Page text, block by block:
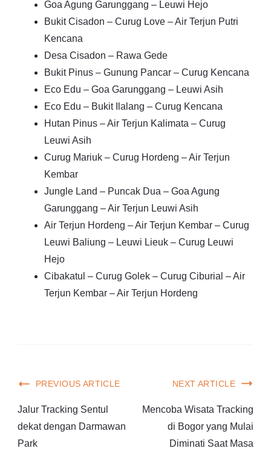
Goa Agung Garunggang – Leuwi Hejo
Bukit Cisadon – Curug Love – Air Terjun Putri
Kencana
Desa Cisadon – Rawa Gede
Bukit Pinus – Gunung Pancar – Curug Kencana
Eco Edu – Goa Garunggang – Leuwi Asih
Eco Edu – Bukit Ilalang – Curug Kencana
Hutan Pinus – Air Terjun Kalimata – Curug
Leuwi Asih
Curug Mariuk – Curug Hordeng – Air Terjun
Kembar
Jungle Land – Puncak Dua – Goa Agung
Garunggang – Air Terjun Leuwi Asih
Air Terjun Hordeng – Air Terjun Kembar – Curug
Leuwi Baliung – Leuwi Lieuk – Curug Leuwi
Hejo
Cibakatul – Curug Golek – Curug Ciburial – Air
Terjun Kembar – Air Terjun Hordeng
PREVIOUS ARTICLE
Jalur Tracking Sentul
dekat dengan Darmawan
Park
NEXT ARTICLE
Mencoba Wisata Tracking
di Bogor yang Mulai
Diminati Saat Masa